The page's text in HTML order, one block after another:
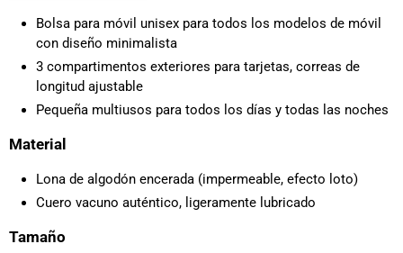
Bolsa para móvil unisex para todos los modelos de móvil
con diseño minimalista
3 compartimentos exteriores para tarjetas, correas de
longitud ajustable
Pequeña multiusos para todos los días y todas las noches
Material
Lona de algodón encerada (impermeable, efecto loto)
Cuero vacuno auténtico, ligeramente lubricado
Tamaño